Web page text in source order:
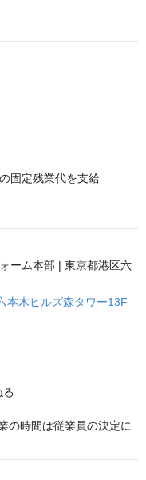
固定残業代を支給
本木ヒルズ森タワー13F
の時間は従業員の決定に